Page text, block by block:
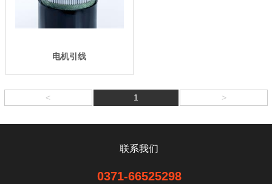
电机引线
< 1 >
联系我们
0371-66525298